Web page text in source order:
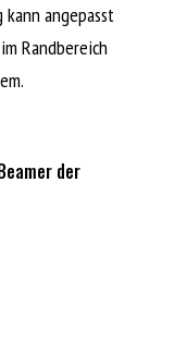
kann angepasst
Randbereich
der